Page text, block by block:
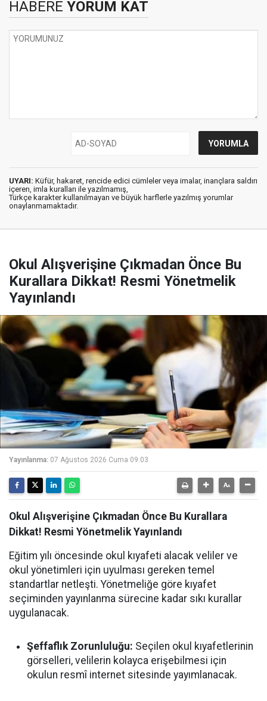
HABERE YORUM KAT
UYARI: Küfür, hakaret, rencide edici cümleler veya imalar, inançlara saldırı
içeren, imla kuralları ile yazılmamış,
Türkçe karakter kullanılmayan ve büyük harflerle yazılmış yorumlar
onaylanmamaktadır.
Okul Alışverişine Çıkmadan Önce Bu
Kurallara Dikkat! Resmi Yönetmelik
Yayınlandı
Yayınlanma: 07 Ağustos 2026 Cuma 09:03
Okul Alışverişine Çıkmadan Önce Bu Kurallara
Dikkat! Resmi Yönetmelik Yayınlandı
Eğitim yılı öncesinde okul kıyafeti alacak veliler ve
okul yönetimleri için uyulması gereken temel
standartlar netleşti. Yönetmeliğe göre kıyafet
seçiminden yayınlanma sürecine kadar sıkı kurallar
uygulanacak.
Şeffaflık Zorunluluğu: Seçilen okul kıyafetlerinin
görselleri, velilerin kolayca erişebilmesi için
okulun resmî internet sitesinde yayımlanacak.